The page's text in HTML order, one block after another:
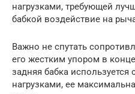
нагрузками, требующей
бабкой воздействие на
Важно не спутать
его жестким упором в
задняя бабка
нагрузками, ее